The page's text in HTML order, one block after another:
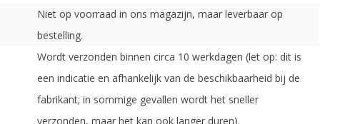
Niet op voorraad in ons magazijn, maar leverbaar op
bestelling.
Wordt verzonden binnen circa 10 werkdagen (let op: dit is
een indicatie en afhankelijk van de beschikbaarheid bij de
fabrikant; in sommige gevallen wordt het sneller
verzonden, maar het kan ook langer duren).